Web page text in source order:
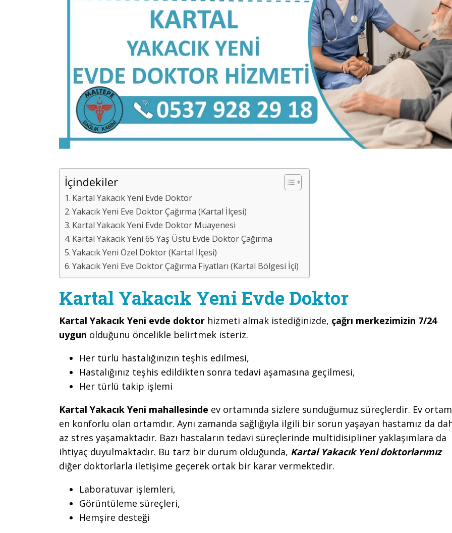
İçindekiler
Kartal Yakacık Yeni Evde Doktor
Yakacık Yeni Eve Doktor Çağırma (Kartal İlçesi)
Kartal Yakacık Yeni Evde Doktor Muayenesi
Kartal Yakacık Yeni 65 Yaş Üstü Evde Doktor Çağırma
Yakacık Yeni Özel Doktor (Kartal İlçesi)
Yakacık Yeni Eve Doktor Çağırma Fiyatları (Kartal Bölgesi İçi)
Kartal Yakacık Yeni Evde Doktor
Kartal Yakacık Yeni evde doktor hizmeti almak istediğinizde, çağrı merkezimizin 7/24
uygun olduğunu öncelikle belirtmek isteriz.
Her türlü hastalığınızın teşhis edilmesi,
Hastalığınız teşhis edildikten sonra tedavi aşamasına geçilmesi,
Her türlü takip işlemi
Kartal Yakacık Yeni mahallesinde ev ortamında sizlere sunduğumuz süreçlerdir. Ev
en konforlu olan ortamdır. Aynı zamanda sağlığıyla ilgili bir sorun yaşayan hastamız da
az stres yaşamaktadır. Bazı hastaların tedavi süreçlerinde multidisipliner yaklaşımlara da
ihtiyaç duyulmaktadır. Bu tarz bir durum olduğunda, Kartal Yakacık Yeni doktorlarımız
diğer doktorlarla iletişime geçerek ortak bir karar vermektedir.
Laboratuvar işlemleri,
Görüntüleme süreçleri,
Hemşire desteği